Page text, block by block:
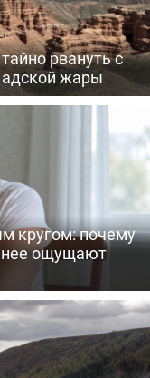
рвануть с
адской жары
кругом: почему
ощущают